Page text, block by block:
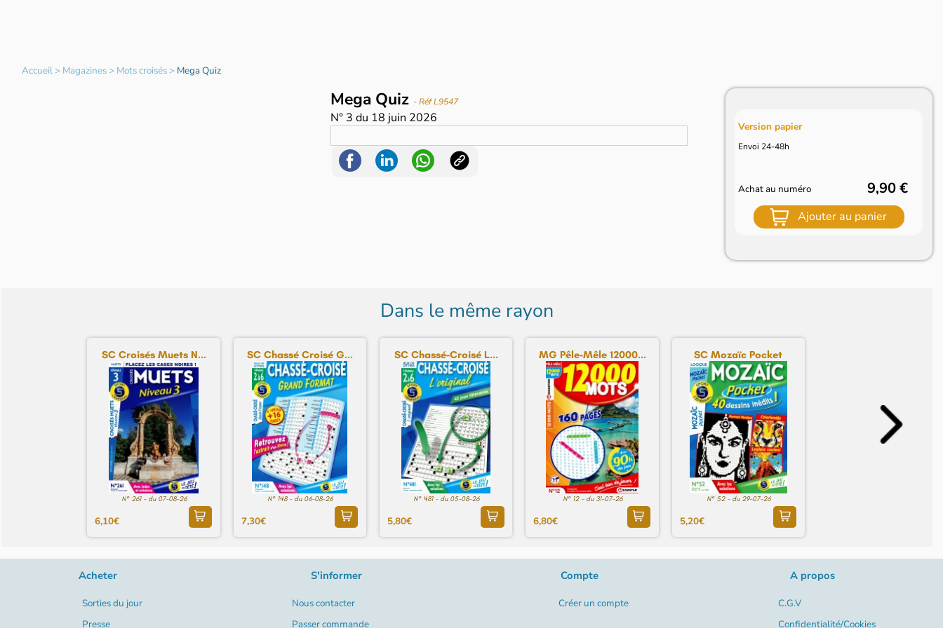
Accueil> Magazines> Mots croisés> Mega Quiz
Mega Quiz - Réf L9547
N° 3 du 18 juin 2026
Version papier
Envoi 24-48h
Achat au numéro 9,90 €
Ajouter au panier
Dans le même rayon
SC Croisés Muets N...
N° 261 - du 07-08-26
6,10€
SC Chassé Croisé G...
N° 148 - du 06-08-26
7,30€
SC Chassé-Croisé L...
N° 481 - du 05-08-26
5,80€
MG Pêle-Mêle 12000...
N° 12 - du 31-07-26
6,80€
SC Mozaïc Pocket
N° 52 - du 29-07-26
5,20€
Acheter
Sorties du jour
Presse
S'informer
Nous contacter
Passer commande
Compte
Créer un compte
A propos
C.G.V
Confidentialité/Cookies